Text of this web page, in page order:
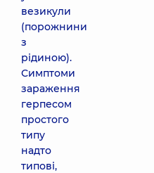
везикули
(порожнини
з
рідиною).
Симптоми
зараження
герпесом
простого
типу
надто
типові,